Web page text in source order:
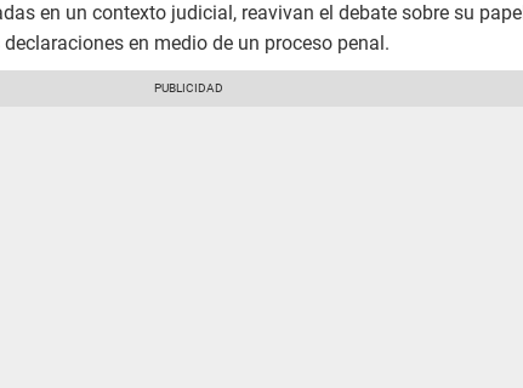
en un contexto judicial, reavivan el debate sobre su papel
en medio de un proceso penal.